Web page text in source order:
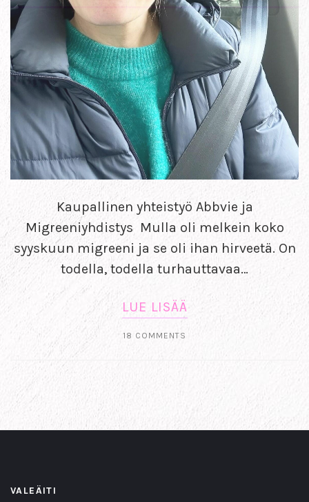
Kaupallinen yhteistyö Abbvie ja
Migreeniyhdistys Mulla oli melkein koko
syyskuun migreeni ja se oli ihan hirveetä. On
todella, todella turhauttavaa…
LUE LISÄÄ
18 COMMENTS
VALEÄITI